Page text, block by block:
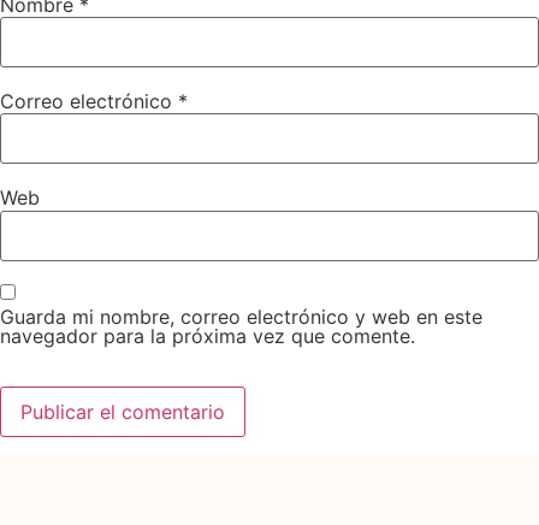
Correo electrónico *
Web
Guarda mi nombre, correo electrónico y web en este
navegador para la próxima vez que comente.